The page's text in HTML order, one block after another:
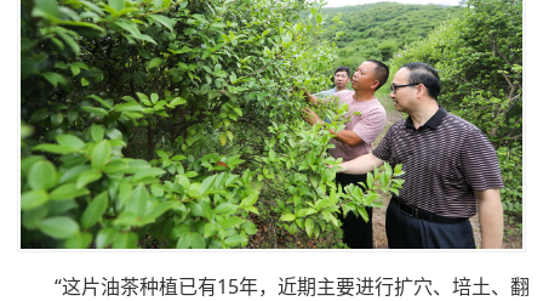
“这片油茶种植已有15年，近期主要进行扩穴、培土、翻